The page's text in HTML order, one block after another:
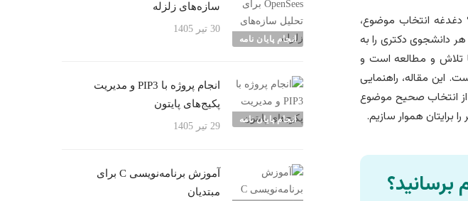
دغدغه انتخاب موضوع،
دانشجوی دکتری را به
تلاش و مطالعه است و
این مقاله، راهنمایی
انتخاب صحیح موضوع
برایتان هموار سازیم.
برسانید؟
انجام پایان نامه
سازه‌های زلزله
30 تیر 1405
انجام پایان نامه
انجام پروژه با PIP3 و مدیریت
پکیج‌های پایتون
29 تیر 1405
آموزش برنامه‌نویسی C برای
مبتدیان